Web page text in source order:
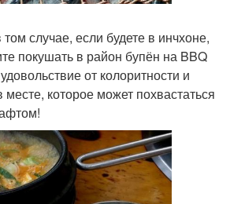
случае, если будете в инчхоне,
покушать в район бупён на BBQ
от колоритности и
которое может похвастаться